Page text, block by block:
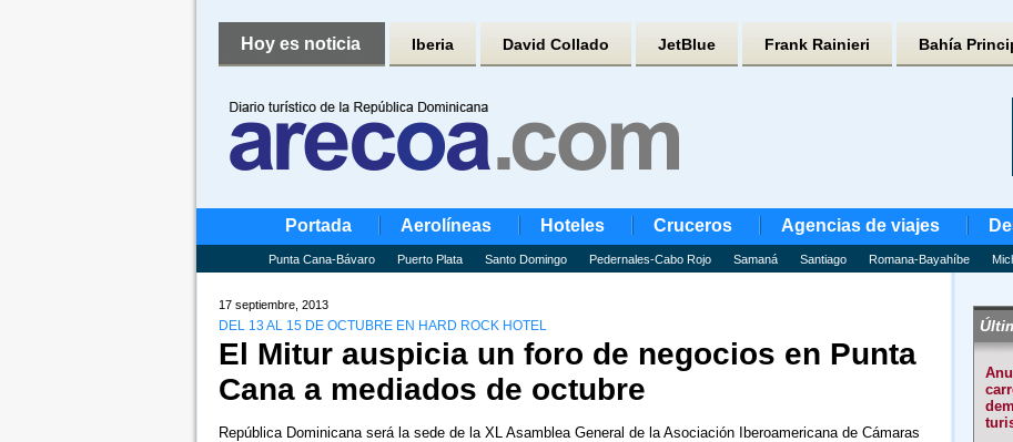
Hoy es noticia Iberia David Collado JetBlue Frank Rainieri Bahía
Portada Aerolíneas Hoteles Cruceros Agencias de viajes
Punta Cana-Bávaro Puerto Plata Santo Domingo Pedernales-Cabo Rojo Samaná Santiago Romana-Bayahíbe
17 septiembre, 2013
DEL 13 AL 15 DE OCTUBRE EN HARD ROCK HOTEL
El Mitur auspicia un foro de negocios en Punta
Cana a mediados de octubre
República Dominicana será la sede de la XL Asamblea General de la Asociación Iberoamericana de Cámaras